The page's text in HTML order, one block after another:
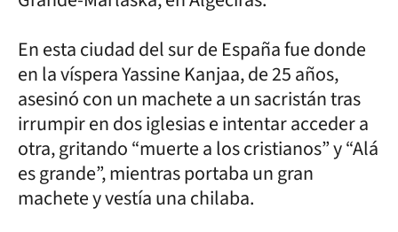
En esta ciudad del sur de España fue donde
en la víspera Yassine Kanjaa, de 25 años,
asesinó con un machete a un sacristán tras
irrumpir en dos iglesias e intentar acceder a
otra, gritando “muerte a los cristianos” y “Alá
es grande”, mientras portaba un gran
machete y vestía una chilaba.